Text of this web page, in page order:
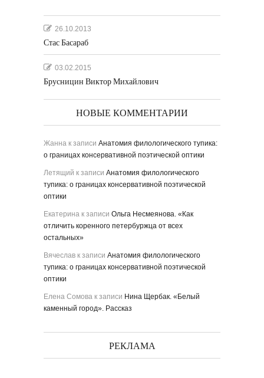
26.10.2013
Стас Басараб
03.02.2015
Брусницин Виктор Михайлович
НОВЫЕ КОММЕНТАРИИ
Жанна к записи Анатомия филологического тупика:
о границах консервативной поэтической оптики
Летящий к записи Анатомия филологического
тупика: о границах консервативной поэтической
оптики
Екатерина к записи Ольга Несмеянова. «Как
отличить коренного петербуржца от всех
остальных»
Вячеслав к записи Анатомия филологического
тупика: о границах консервативной поэтической
оптики
Елена Сомова к записи Нина Щербак. «Белый
каменный город». Рассказ
РЕКЛАМА